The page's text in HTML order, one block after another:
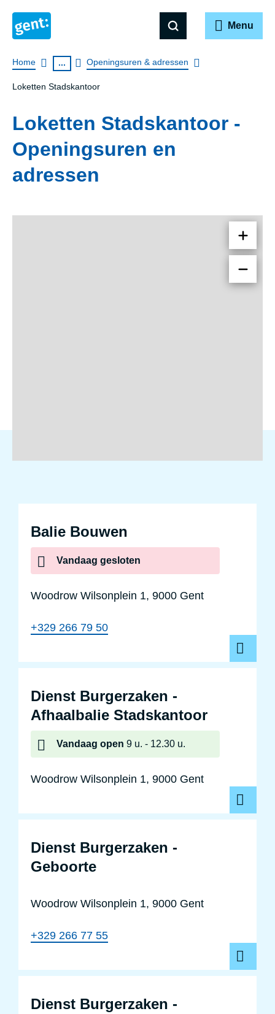
Menu
Breadcrumb
Home ... Openingsuren & adressen
Loketten Stadskantoor
Loketten Stadskantoor -
Openingsuren en
adressen
Balie Bouwen
Vandaag gesloten
Woodrow Wilsonplein 1, 9000 Gent
+329 266 79 50
Dienst Burgerzaken -
Afhaalbalie Stadskantoor
Vandaag open 9 u. 12.30 u.
Woodrow Wilsonplein 1, 9000 Gent
Dienst Burgerzaken -
Geboorte
Woodrow Wilsonplein 1, 9000 Gent
+329 266 77 55
Dienst Burgerzaken -